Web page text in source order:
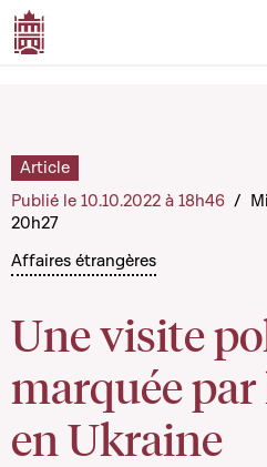
Affaires étrangères
Une visite
marquée
en Ukraine
Article
Publié le 10.10.2022 à 18h46 /
20h27